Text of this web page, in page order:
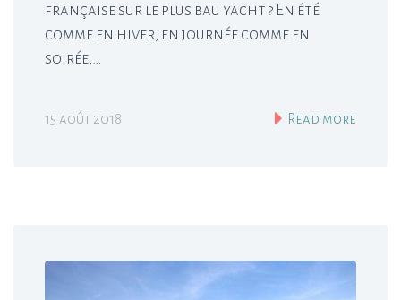
française sur le plus bau yacht ? En été
comme en hiver, en journée comme en
soirée,…
15 août 2018 Read more